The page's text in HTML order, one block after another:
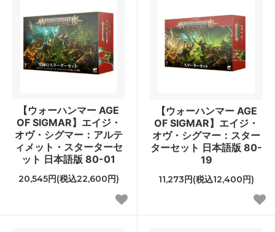
【ウォーハンマー AGE
OF SIGMAR】エイジ・
オヴ・シグマー：アルテ
ィメット・スターターセ
ット 日本語版 80-01
20,545円(税込22,600円)
【ウォーハンマー AGE
OF SIGMAR】エイジ・
オヴ・シグマー：スター
ターセット 日本語版 80-
19
11,273円(税込12,400円)